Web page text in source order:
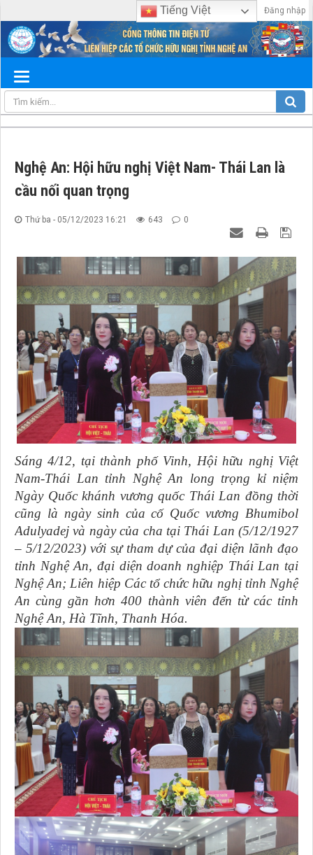
Đăng nhập
Tiếng Việt
Nghệ An: Hội hữu nghị Việt Nam- Thái Lan là
cầu nối quan trọng
Thứ ba - 05/12/2023 16:21 643 0
Sáng 4/12, tại thành phố Vinh, Hội hữu nghị Việt
Nam-Thái Lan tỉnh Nghệ An long trọng kỉ niệm
Ngày Quốc khánh vương quốc Thái Lan đồng thời
cũng là ngày sinh của cố Quốc vương Bhumibol
Adulyadej và ngày của cha tại Thái Lan (5/12/1927
– 5/12/2023) với sự tham dự của đại diện lãnh đạo
tỉnh Nghệ An, đại diện doanh nghiệp Thái Lan tại
Nghệ An; Liên hiệp Các tổ chức hữu nghị tỉnh Nghệ
An cùng gần hơn 400 thành viên đến từ các tỉnh
Nghệ An, Hà Tĩnh, Thanh Hóa.